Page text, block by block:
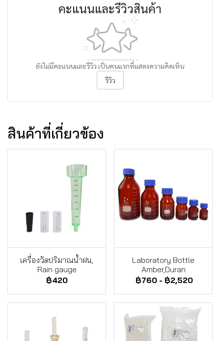
คะแนนและรีวิวสินค้า
ยังไม่มีคะแนนและรีวิว เป็นคนแรกที่แสดงความคิดเห็น
รีวิว
สินค้าที่เกี่ยวข้อง
เครื่องวัดปริมาณน้ำฝน,
Rain gauge
฿420
Laboratory Bottle
Amber,Duran
฿760 - ฿2,520